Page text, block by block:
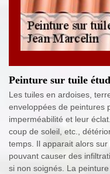
Peinture sur tuile
Les tuiles en ardoises,
enveloppées de peintures
imperméabilité et leur
coup de soleil, etc.,
temps. Il apparait alors
pouvant causer des
si non soignés. La